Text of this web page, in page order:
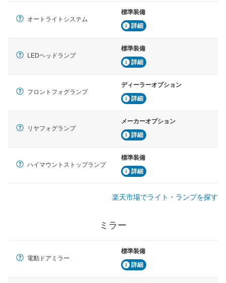
オートライトシステム
標準装備
詳細
LEDヘッドランプ
標準装備
詳細
フロントフォグランプ
ディーラーオプション
詳細
リヤフォグランプ
メーカーオプション
詳細
ハイマウントストップランプ
標準装備
詳細
楽天市場でライト・ランプを探す
ミラー
電動ドアミラー
標準装備
詳細